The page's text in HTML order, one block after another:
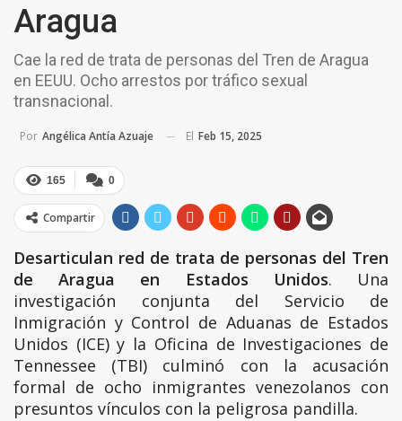
Aragua
Cae la red de trata de personas del Tren de Aragua
en EEUU. Ocho arrestos por tráfico sexual
transnacional.
Por Angélica Antía Azuaje El Feb 15, 2025
0
165
Compartir
Desarticulan red de trata de personas del Tren
de Aragua en Estados Unidos. Una
investigación conjunta del Servicio de
Inmigración y Control de Aduanas de Estados
Unidos (ICE) y la Oficina de Investigaciones de
Tennessee (TBI) culminó con la acusación
formal de ocho inmigrantes venezolanos con
presuntos vínculos con la peligrosa pandilla.